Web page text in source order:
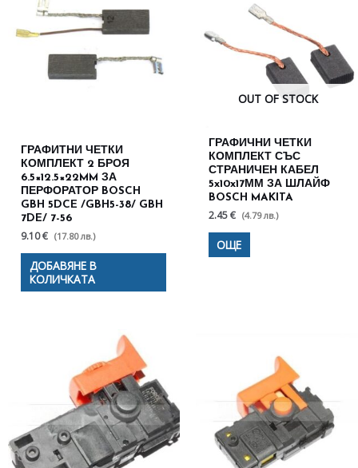
ГРАФИТНИ ЧЕТКИ
КОМПЛЕКТ 2 БРОЯ
6.5×12.5×22MM ЗА
ПЕРФОРАТОР BOSCH
GBH 5DCE /GBH5-38/ GBH
7DE/ 7-56
9.10 € (17.80 лв.)
ДОБАВЯНЕ В
КОЛИЧКАТА
OUT OF STOCK
ГРАФИЧНИ ЧЕТКИ
КОМПЛЕКТ СЪС
СТРАНИЧЕН КАБЕЛ
5x10x17ММ ЗА ШЛАЙФ
BOSCH MAKITA
2.45 € (4.79 лв.)
ОЩЕ